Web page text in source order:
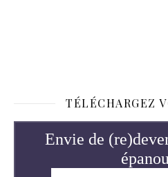
TÉLÉCHARGEZ